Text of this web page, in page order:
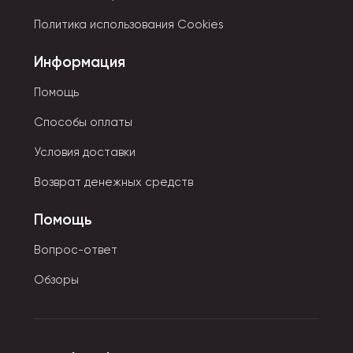
подростков по дизайнерскому исполнению могут
фотооткрытки с изображением известной личности,
По технике исполнения открытки бывают объемные,
Политика использования Cookies
Информация
Помощь
Способы оплаты
Условия доставки
Возврат денежных средств
Помощь
Вопрос-ответ
Обзоры